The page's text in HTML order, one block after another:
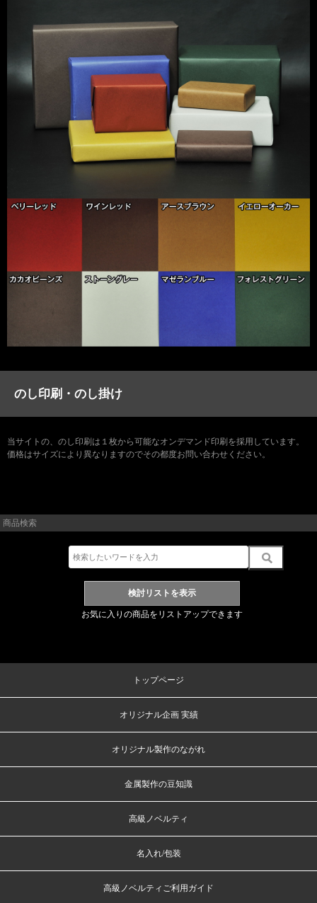
のし印刷・のし掛け
当サイトの、のし印刷は１枚から可能なオンデマンド印刷を採用しています。
価格はサイズにより異なりますのでその都度お問い合わせください。
商品検索
お気に入りの商品をリストアップできます
トップページ
オリジナル企画 実績
オリジナル製作のながれ
金属製作の豆知識
高級ノベルティ
名入れ/包装
高級ノベルティご利用ガイド